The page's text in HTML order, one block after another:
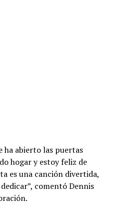
ha abierto las puertas
hogar y estoy feliz de
es una canción divertida,
comentó Dennis